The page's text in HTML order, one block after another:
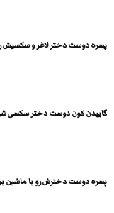
پسره دوست دختر لاغر و سکسیش
گاییدن کون دوست دختر سکسی
پسره دوست دخترش رو با ماشین